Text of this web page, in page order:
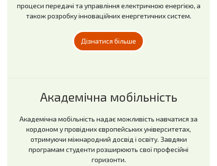
процеси передачі та управління електричною енергією, а
також розробку інноваційних енергетичних систем.
Дізнатися більше
Академічна мобільність
Академічна мобільність надає можливість навчатися за
кордоном у провідних європейських університетах,
отримуючи міжнародний досвід і освіту. Завдяки
програмам студенти розширюють свої професійні
горизонти.